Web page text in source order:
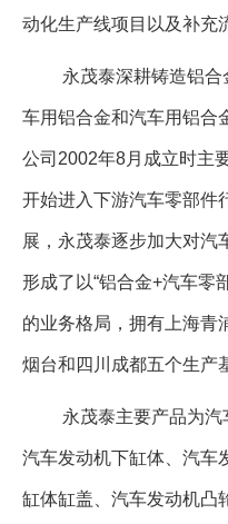
行情报价
数字报
动化生产线项目以及补充
永茂泰深耕铸造铝
车用铝合金和汽车用铝合
公司2002年8月成立时主
开始进入下游汽车零部件
展，永茂泰逐步加大对汽
形成了以“铝合金+汽车零
的业务格局，拥有上海青
烟台和四川成都五个生产
永茂泰主要产品为
汽车发动机下缸体、汽车
缸体缸盖、汽车发动机凸